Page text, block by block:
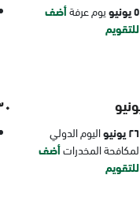
٥ يونيو يوم عرفةأضف
للتقويم
٢٦ يونيو
اليوم الدولي
لمكافحة المخدراتأضف
للتقويم
٣٠